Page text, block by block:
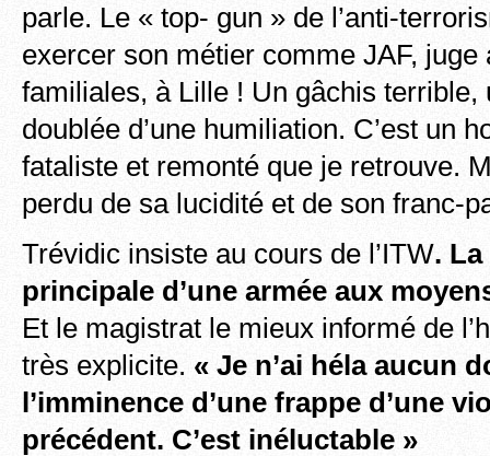
parle. Le « top- gun » de l’anti-
exercer son métier comme JAF, juge
familiales, à Lille ! Un gâchis terrible,
doublée d’une humiliation. C’est un
fataliste et remonté que je retrouve.
perdu de sa lucidité et de son franc-
Trévidic insiste au cours de l’ITW.
principale d’une armée aux
Et le magistrat le mieux informé de
très explicite. « Je n’ai héla aucun
l’imminence d’une frappe d’une
précédent. C’est inéluctable »